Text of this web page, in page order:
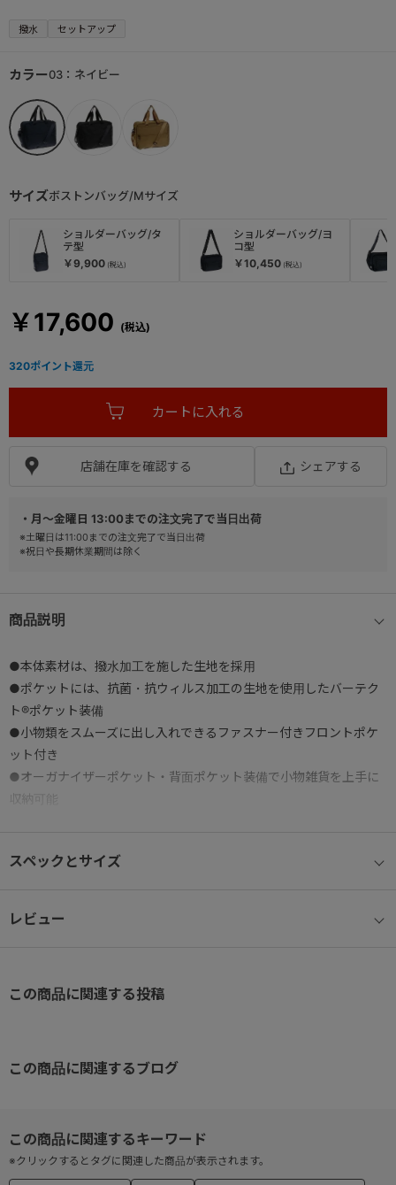
撥水 セットアップ
・月～金曜日 13:00までの注文完了で当日出荷
※土曜日は11:00までの注文完了で当日出荷
※祝日や長期休業期間は除く
￥17,600
商品説明
●本体素材は、撥水加工を施した生地を採用
●ポケットには、抗菌・抗ウィルス加工の生地を使用したバーテク
ト®ポケット装備
●小物類をスムーズに出し入れできるファスナー付きフロントポケ
ット付き
●オーガナイザーポケット・背面ポケット装備で小物雑貨を上手に
収納可能
●スーツケースなどのキャリーハンドルに固定し、走行時にバッグ
●着脱及び長さ調整可能なショルダーベルト付き
スペックとサイズ
レビュー
サイズボストンバッグ/Mサイズ
ショルダーバッグ/タ
テ型
￥9,900
ショルダーバッグ/ヨ
コ型
￥10,450
カラー03：ネイビー
※クリックするとタグに関連した商品が表示されます。
店舗在庫を確認する シェアする
この商品に関連する投稿
この商品に関連するブログ
320ポイント還元